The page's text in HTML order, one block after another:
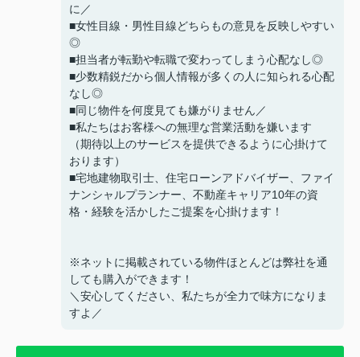
に／
■女性目線・男性目線どちらもの意見を反映しやすい
◎
■担当者が転勤や転職で変わってしまう心配なし◎
■少数精鋭だから個人情報が多くの人に知られる心配
なし◎
■同じ物件を何度見ても嫌がりません／
■私たちはお客様への無理な営業活動を嫌います
（期待以上のサービスを提供できるように心掛けて
おります）
■宅地建物取引士、住宅ローンアドバイザー、ファイ
ナンシャルプランナー、不動産キャリア10年の資
格・経験を活かしたご提案を心掛けます！
※ネットに掲載されている物件ほとんどは弊社を通
しても購入ができます！
＼安心してください、私たちが全力で味方になりま
すよ／